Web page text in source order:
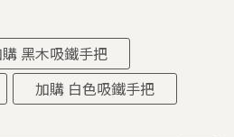
黑木吸鐵手把
加購 白色吸鐵手把